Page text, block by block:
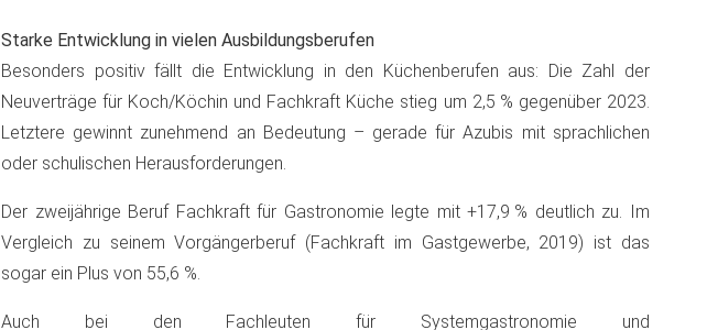
Starke Entwicklung in vielen Ausbildungsberufen
Besonders positiv fällt die Entwicklung in den Küchenberufen aus: Die Zahl der
Neuverträge für Koch/Köchin und Fachkraft Küche stieg um 2,5 % gegenüber 2023.
Letztere gewinnt zunehmend an Bedeutung – gerade für Azubis mit sprachlichen
oder schulischen Herausforderungen.
Der zweijährige Beruf Fachkraft für Gastronomie legte mit +17,9 % deutlich zu. Im
Vergleich zu seinem Vorgängerberuf (Fachkraft im Gastgewerbe, 2019) ist das
sogar ein Plus von 55,6 %.
Auch bei den Fachleuten für Systemgastronomie und